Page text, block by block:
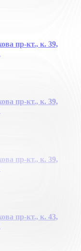
пр-кт., к. 39,
пр-кт., к. 39,
пр-кт., к. 39,
пр-кт., к. 43,